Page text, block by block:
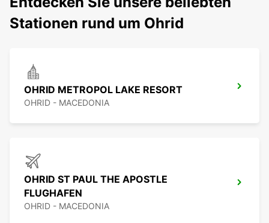
Stationen rund um Ohrid
OHRID METROPOL LAKE RESORT
OHRID - MACEDONIA
OHRID ST PAUL THE APOSTLE
FLUGHAFEN
OHRID - MACEDONIA